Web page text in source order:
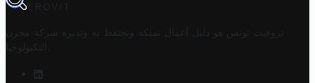
TROVIT
تروفيت تونس هو دليل أعمال تملكه وتحتفظ به وتديره
شركة مخزن
التكنولوجيا